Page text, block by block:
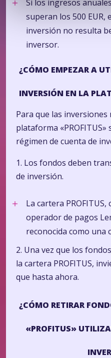
Si los ingresos
superan los 500 EUR,
inversión no resulta
inversor.
¿CÓMO EMPEZAR A
INVERSIÓN EN LA
Para que las inversiones
plataforma
régimen de cuenta de
1. Los fondos deben
de inversión.
La cartera
operador de pagos
reconocida como una
2. Una vez que los
la cartera PROFITUS,
que hasta ahora.
¿CÓMO RETIRAR
«PROFITUS»